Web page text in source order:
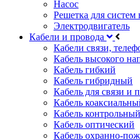
Насос
Решетка для систем
Электродвигатель
Кабели и провода
Кабели связи,
Кабель высокого
Кабель гибкий
Кабель гибридный
Кабель для связи и
Кабель
Кабель контрольный
Кабель оптический
Кабель охранно-